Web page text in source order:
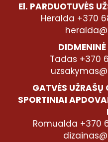
El. PARDUOTUVĖS
Heralda +370
Tadas +370
GATVĖS
SPORTINIAI
Romualda +370